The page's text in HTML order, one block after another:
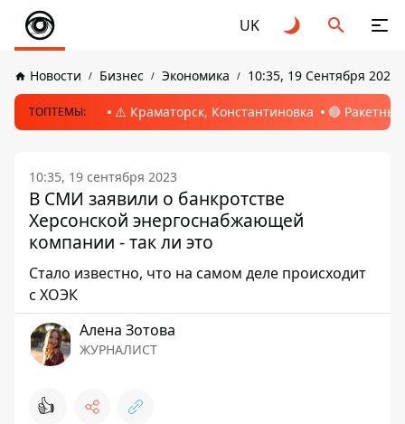
UK
Новости Бизнес Экономика 10:35, 19 Сентября 2023
ТОПТЕМЫ: ⚠️ Краматорск, Константиновка 🔴
10:35, 19 сентября 2023
В СМИ заявили о банкротстве
Херсонской энергоснабжающей
компании - так ли это
Стало известно, что на самом деле происходит
с ХОЭК
Алена Зотова
ЖУРНАЛИСТ
👍